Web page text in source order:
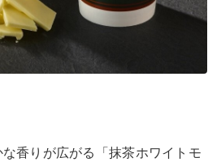
香りが広がる「抹茶ホワイトモ